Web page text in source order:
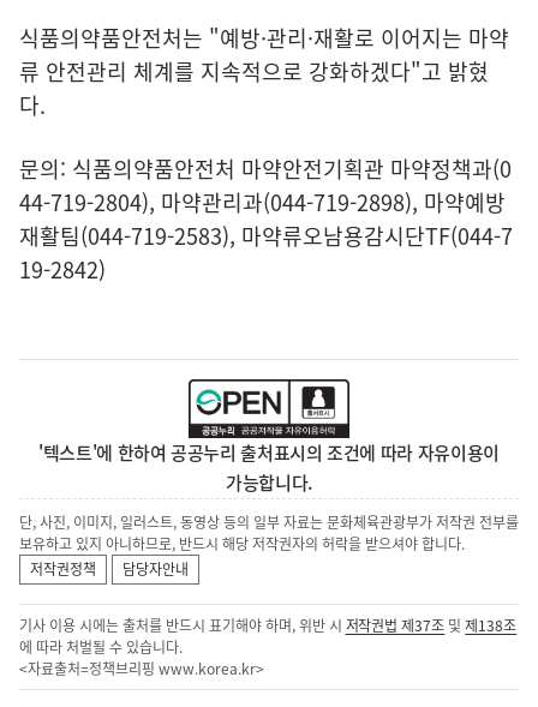
식품의약품안전처는 "예방·관리·재활로 이어지는 마약
류 안전관리 체계를 지속적으로 강화하겠다"고 밝혔
다.
문의: 식품의약품안전처 마약안전기획관 마약정책과(0
44-719-2804), 마약관리과(044-719-2898), 마약예방
재활팀(044-719-2583), 마약류오남용감시단TF(044-7
19-2842)
'텍스트'에 한하여 공공누리 출처표시의 조건에 따라 자유이용이
가능합니다.
단, 사진, 이미지, 일러스트, 동영상 등의 일부 자료는 문화체육관광부가 저작권 전부를
보유하고 있지 아니하므로, 반드시 해당 저작권자의 허락을 받으셔야 합니다.
저작권정책
담당자안내
기사 이용 시에는 출처를 반드시 표기해야 하며, 위반 시 저작권법 제37조 및제138조
에 따라 처벌될 수 있습니다.
<자료출처=정책브리핑 www.korea.kr>